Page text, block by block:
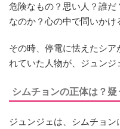
危険なもの？思い人？誰
なのか？心の中で問いかけ
その時、停電に怯えたシ
れていた人物が、ジュンジ
シムチョンの正体は？疑
ジュンジェは、シムチョ